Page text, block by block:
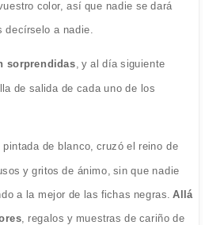
color, así que nadie se dará
decírselo a nadie.
sorprendidas, y al día siguiente
de salida de cada uno de los
pintada de blanco, cruzó el reino de
y gritos de ánimo, sin que nadie
a la mejor de las fichas negras. Allá
, regalos y muestras de cariño de